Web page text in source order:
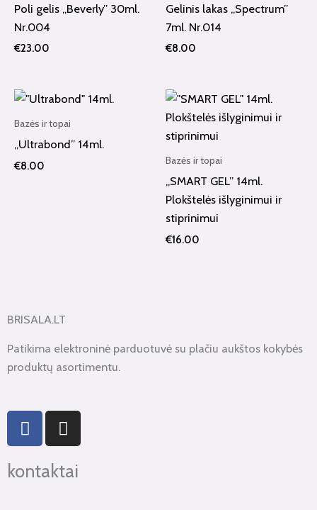
Poli gelis „Beverly” 30ml.
Nr.004
€23.00
Gelinis lakas „Spectrum”
7ml. Nr.014
€8.00
Bazės ir topai
„Ultrabond” 14ml.
€8.00 Bazės ir topai
„SMART GEL” 14ml.
Plokštelės išlyginimui ir
stiprinimui
€16.00
BRISALA.LT
Patikima elektroninė parduotuvė su plačiu aukštos kokybės
produktų asortimentu.
F
a
e
I
n
t
kontaktai